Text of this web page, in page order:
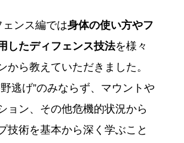
ンス編では身体の使い方やフ
したディフェンス技法を様々
から教えていただきました。
逃げ”のみならず、マウントや
ョン、その他危機的状況から
技術を基本から深く学ぶこと